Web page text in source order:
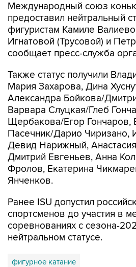
Международный союз
предоставил нейтральный
фигуристам Камиле
Игнатовой (Трусовой) и
сообщает пресс-служба
Также статус получили
Мария Захарова, Дина
Александра Бойкова/
Варвара Слуцкая/Глеб
Щербакова/Егор Гончаров,
Пасечник/Дарио Чиризано,
Девид Нарижный,
Дмитрий Евгеньев, Анна
Фролов, Екатерина
Янченков.
Ранее ISU допустил
спортсменов до участия в
соревнованиях с сезона-
нейтральном статусе.
фигурное катание